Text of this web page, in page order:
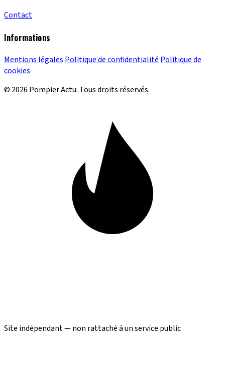
Contact
Informations
Mentions légales Politique de confidentialité Politique de
cookies
© 2026 Pompier Actu. Tous droits réservés.
Site indépendant — non rattaché à un service public